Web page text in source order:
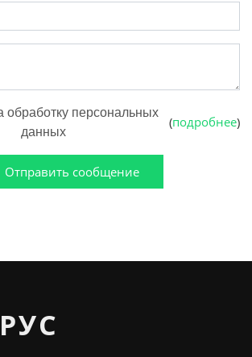
обработку персональных
данных
(подробнее)
Отправить сообщение